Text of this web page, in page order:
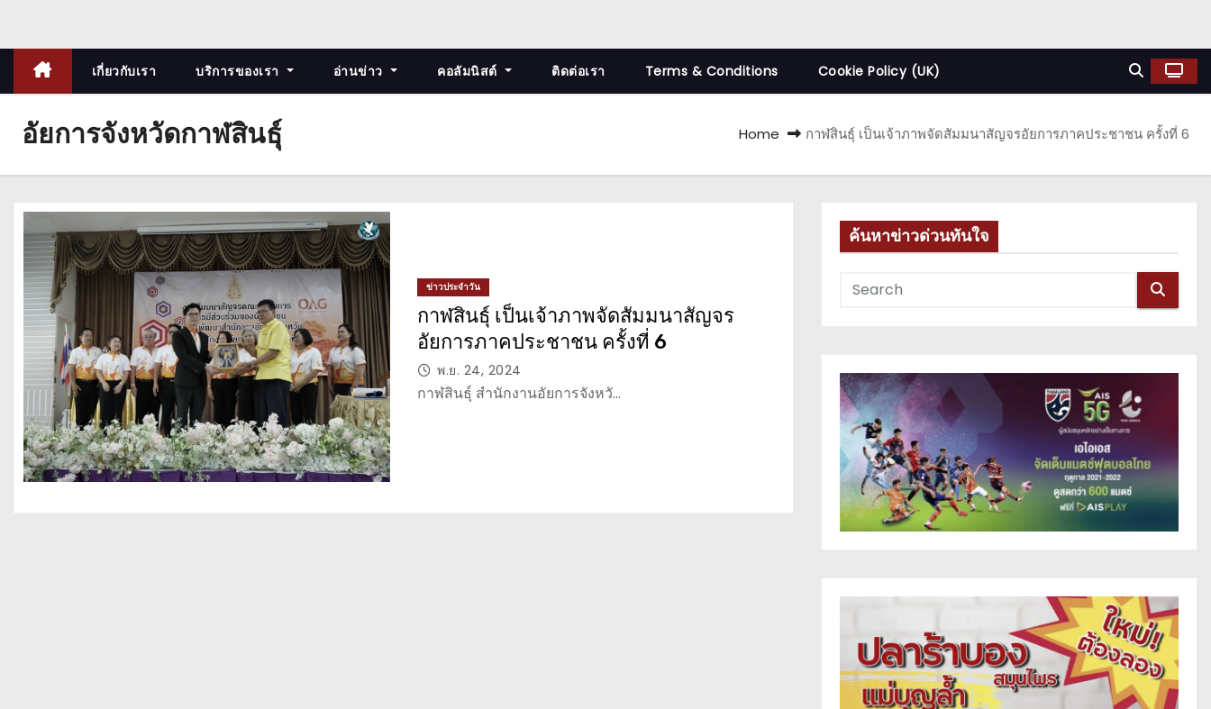
เกี่ยวกับเรา บริการของเรา อ่านข่าว คอลัมนิสต์ ติดต่อเรา Terms & Conditions Cookie Policy (UK)
อัยการจังหวัดกาฬสินธุ์ Home กาฬสินธุ์ เป็นเจ้าภาพจัดสัมมนาสัญจรอัยการภาคประชาชน ครั้งที่ 6
ข่าวประจำวัน
กาฬสินธุ์ เป็นเจ้าภาพจัดสัมมนาสัญจร
อัยการภาคประชาชน ครั้งที่ 6
พ.ย. 24, 2024
กาฬสินธุ์ สำนักงานอัยการจังหวั…
ค้นหาข่าวด่วนทันใจ